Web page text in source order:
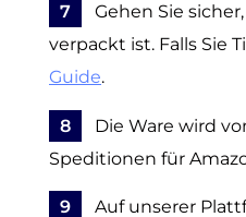
7
Gehen Sie
verpackt ist. Falls Sie
Guide.
8
Die Ware wird
Speditionen für
9
Auf unserer